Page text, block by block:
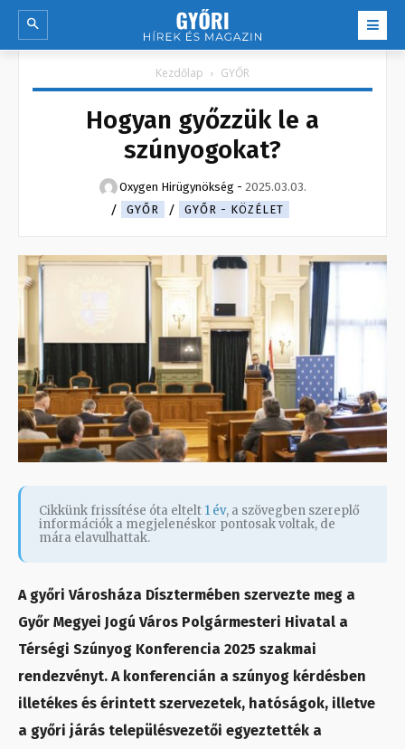
Kezdőlap GYŐR
Hogyan győzzük le a
szúnyogokat?
Oxygen Hirügynökség - 2025.03.03.
GYŐR
GYŐR - KÖZÉLET
Cikkünk frissítése óta eltelt 1 év, a szövegben szereplő
információk a megjelenéskor pontosak voltak, de
mára elavulhattak.
A győri Városháza Dísztermében szervezte meg a
Győr Megyei Jogú Város Polgármesteri Hivatal a
Térségi Szúnyog Konferencia 2025 szakmai
rendezvényt. A konferencián a szúnyog kérdésben
illetékes és érintett szervezetek, hatóságok, illetve
a győri járás településvezetői egyeztették a